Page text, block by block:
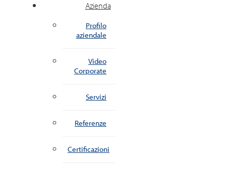
Azienda
Profilo
aziendale
Video
Corporate
Servizi
Referenze
Certificazioni